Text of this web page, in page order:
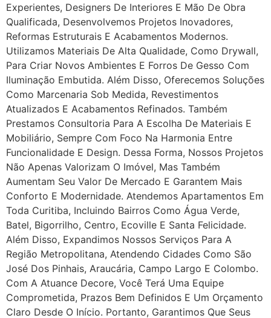
Experientes, Designers De Interiores E Mão De Obra
Qualificada, Desenvolvemos Projetos Inovadores,
Reformas Estruturais E Acabamentos Modernos.
Utilizamos Materiais De Alta Qualidade, Como Drywall,
Para Criar Novos Ambientes E Forros De Gesso Com
Iluminação Embutida. Além Disso, Oferecemos Soluções
Como Marcenaria Sob Medida, Revestimentos
Atualizados E Acabamentos Refinados. Também
Prestamos Consultoria Para A Escolha De Materiais E
Mobiliário, Sempre Com Foco Na Harmonia Entre
Funcionalidade E Design. Dessa Forma, Nossos Projetos
Não Apenas Valorizam O Imóvel, Mas Também
Aumentam Seu Valor De Mercado E Garantem Mais
Conforto E Modernidade. Atendemos Apartamentos Em
Toda Curitiba, Incluindo Bairros Como Água Verde,
Batel, Bigorrilho, Centro, Ecoville E Santa Felicidade.
Além Disso, Expandimos Nossos Serviços Para A
Região Metropolitana, Atendendo Cidades Como São
José Dos Pinhais, Araucária, Campo Largo E Colombo.
Com A Atuance Decore, Você Terá Uma Equipe
Comprometida, Prazos Bem Definidos E Um Orçamento
Claro Desde O Início. Portanto, Garantimos Que Seus